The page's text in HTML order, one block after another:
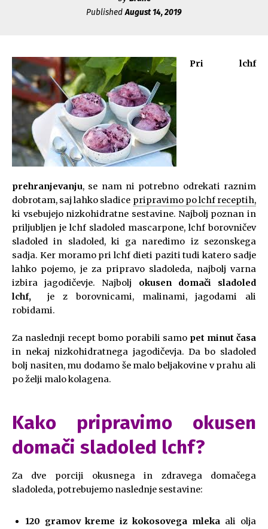
PublishedAugust 14, 2019
Pri lchf
prehranjevanju, se nam ni potrebno odrekati raznim
dobrotam, saj lahko sladice pripravimo po lchf receptih,
ki vsebujejo nizkohidratne sestavine. Najbolj poznan in
priljubljen je lchf sladoled mascarpone, lchf borovničev
sladoled in sladoled, ki ga naredimo iz sezonskega
sadja. Ker moramo pri lchf dieti paziti tudi katero sadje
lahko pojemo, je za pripravo sladoleda, najbolj varna
izbira jagodičevje. Najbolj okusen domači sladoled
lchf,
je z borovnicami, malinami, jagodami ali
robidami.
Za naslednji recept bomo porabili samo pet minut časa
in nekaj nizkohidratnega jagodičevja. Da bo sladoled
bolj nasiten, mu dodamo še malo beljakovine v prahu ali
po želji malo kolagena.
Kako pripravimo okusen
domači sladoled lchf?
Za dve porciji okusnega in zdravega domačega
sladoleda, potrebujemo naslednje sestavine:
120 gramov kreme iz kokosovega mleka ali olja